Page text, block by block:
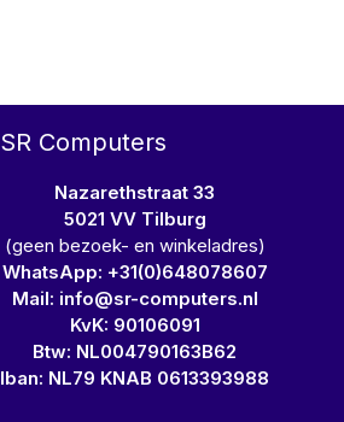
SR Computers
Nazarethstraat 33
5021 VV Tilburg
(geen bezoek- en winkeladres)
WhatsApp: +31(0)648078607
Mail: info@sr-computers.nl
KvK: 90106091
Btw: NL004790163B62
Iban: NL79 KNAB 0613393988